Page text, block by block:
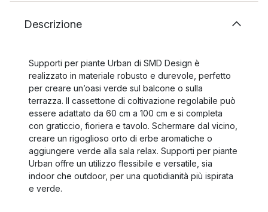
Descrizione
Supporti per piante Urban di SMD Design è
realizzato in materiale robusto e durevole, perfetto
per creare un’oasi verde sul balcone o sulla
terrazza. Il cassettone di coltivazione regolabile può
essere adattato da 60 cm a 100 cm e si completa
con graticcio, fioriera e tavolo. Schermare dal vicino,
creare un rigoglioso orto di erbe aromatiche o
aggiungere verde alla sala relax. Supporti per piante
Urban offre un utilizzo flessibile e versatile, sia
indoor che outdoor, per una quotidianità più ispirata
e verde.